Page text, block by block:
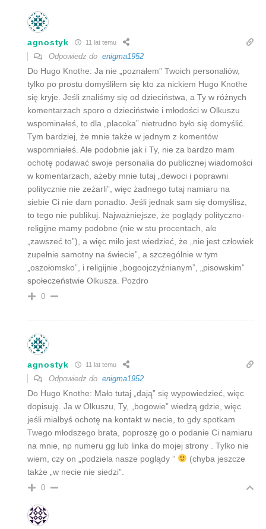
agnostyk 11 lat temu
Odpowiedz do enigma1952
Do Hugo Knothe: Ja nie „poznałem” Twoich personaliów,
tylko po prostu domyśliłem się kto za nickiem Hugo Knothe
się kryje. Jeśli znaliśmy się od dzieciństwa, a Ty w różnych
komentarzach sporo o dzieciństwie i młodości w Olkuszu
wspominałeś, to dla „placoka” nietrudno było się domyślić.
Tym bardziej, że mnie także w jednym z komentów
wspomniałeś. Ale podobnie jak i Ty, nie za bardzo mam
ochotę podawać swoje personalia do publicznej wiadomości
w komentarzach, ażeby mnie tutaj „dewoci i poprawni
politycznie nie zeżarli”, więc żadnego tutaj namiaru na
siebie Ci nie dam ponadto. Jeśli jednak sam się domyślisz,
to tego nie publikuj. Najważniejsze, że poglądy polityczno-
religijne mamy podobne (nie w stu procentach, ale
„zawszeć to”), a więc miło jest wiedzieć, że „nie jest człowiek
zupełnie samotny na świecie”, a szczególnie w tym
„oszołomsko”, i religijnie „bogoojczyźnianym”, „pisowskim”
społeczeństwie Olkusza. Pozdro
0
agnostyk 11 lat temu
Odpowiedz do enigma1952
Do Hugo Knothe: Mało tutaj „dają” się wypowiedzieć, więc
dopisuję. Ja w Olkuszu, Ty, „bogowie” wiedzą gdzie, więc
jeśli miałbyś ochotę na kontakt w necie, to gdy spotkam
Twego młodszego brata, poproszę go o podanie Ci namiaru
na mnie, np numeru gg lub linka do mojej strony . Tylko nie
wiem, czy on „podziela nasze poglądy ”
(chyba jeszcze
także „w necie nie siedzi”.
0